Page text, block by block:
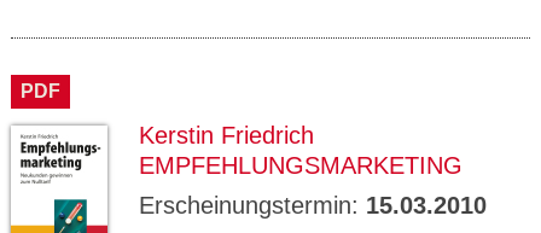
PDF
Kerstin Friedrich
EMPFEHLUNGSMARKETING
Erscheinungstermin: 15.03.2010